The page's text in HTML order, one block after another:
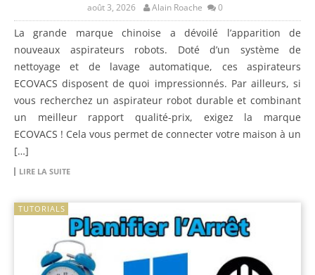
août 3, 2026 Alain Roache 0
La grande marque chinoise a dévoilé l’apparition de
nouveaux aspirateurs robots. Doté d’un système de
nettoyage et de lavage automatique, ces aspirateurs
ECOVACS disposent de quoi impressionnés. Par ailleurs, si
vous recherchez un aspirateur robot durable et combinant
un meilleur rapport qualité-prix, exigez la marque
ECOVACS ! Cela vous permet de connecter votre maison à un
[…]
LIRE LA SUITE
TUTORIALS